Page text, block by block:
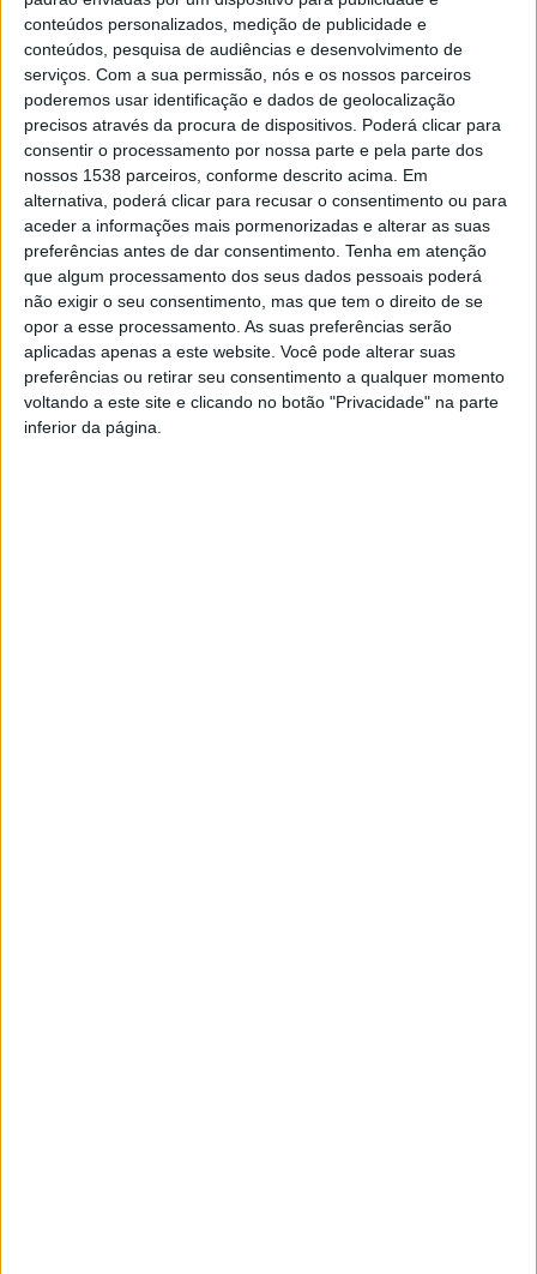
conteúdos personalizados, medição de publicidade e
conteúdos, pesquisa de audiências e desenvolvimento de
serviços. Com a sua permissão, nós e os nossos parceiros
poderemos usar identificação e dados de geolocalização
precisos através da procura de dispositivos. Poderá clicar para
consentir o processamento por nossa parte e pela parte dos
nossos 1538 parceiros, conforme descrito acima. Em
alternativa, poderá clicar para recusar o consentimento ou para
aceder a informações mais pormenorizadas e alterar as suas
preferências antes de dar consentimento. Tenha em atenção
que algum processamento dos seus dados pessoais poderá
não exigir o seu consentimento, mas que tem o direito de se
opor a esse processamento. As suas preferências serão
aplicadas apenas a este website. Você pode alterar suas
preferências ou retirar seu consentimento a qualquer momento
voltando a este site e clicando no botão "Privacidade" na parte
inferior da página.
Barcelos Bus gratuito em
dezembro
TUBA gratuito durante todo o
mês de dezembro